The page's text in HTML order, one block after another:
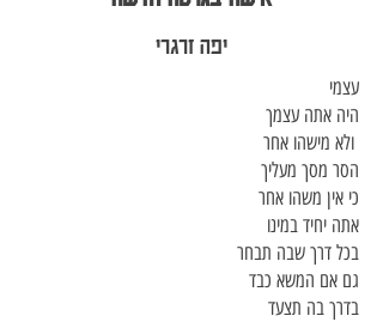
יפה זרגרי
עצמי
היה אתה עצמך
ולא מישהו אחר
הסר מסך מעליך
כי אין משהו אחר
אתה יחיד במינו
בכל דרך שבה תבחר
גם אם המשא כבד
בדרך בה תצעד